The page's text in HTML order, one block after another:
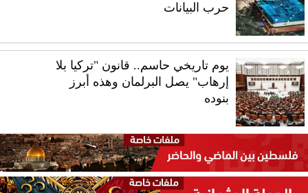
حرب البيانات
يوم تاريخي حاسم.. قانون "تركيا بلا
إرهاب" يصل البرلمان وهذه أبرز
بنوده